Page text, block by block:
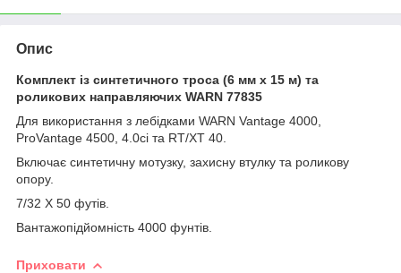
Опис
Комплект із синтетичного троса (6 мм х 15 м) та
роликових направляючих WARN 77835
Для використання з лебідками WARN Vantage 4000,
ProVantage 4500, 4.0ci та RT/XT 40.
Включає синтетичну мотузку, захисну втулку та роликову
опору.
7/32 X 50 футів.
Вантажопідйомність 4000 фунтів.
Приховати